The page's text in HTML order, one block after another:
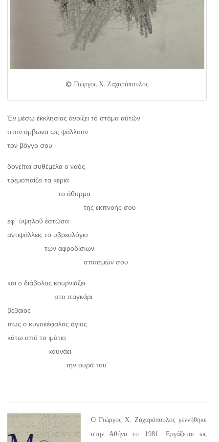
© Γιώργος Χ. Ζαχαρόπουλος
Ἐν μέσῳ ἐκκλησίας ἀνοίξει τό στόμα αὐτῶν
στον άμβωνα ως ψάλλουν
τον βόγγο σου
δονείται συθέμελα ο ναός
τρεμοπαίζει τα κεριά
το άθυρμα
της εκπνοής σου
ἐφ᾽ ὑψηλοῦ ἑστῶσα
αντιψάλλεις το υβρεολόγιο
των αφροδίσιων
σπασμών σου
και ο διάβολος κουρνιάζει
στο παγκάρι
βέβαιος
πως ο κυνοκέφαλος άγιος
κάτω από το ιμάτιο
κουνάει
την ουρά του
O Γιώργος Χ. Ζαχαρόπουλος γεννήθηκε
στην Αθήνα το 1981. Εργάζεται ως